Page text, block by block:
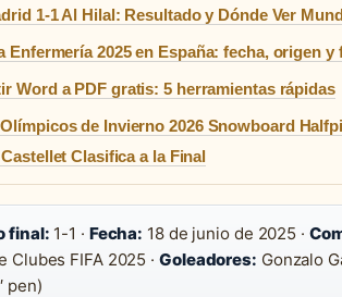
1-1 Al Hilal: Resultado y Dónde Ver
Enfermería 2025 en España: fecha, origen y
Word a PDF gratis: 5 herramientas rápidas
de Invierno 2026 Snowboard
Clasifica a la Final
final: 1-1 · Fecha: 18 de junio de 2025 ·
Clubes FIFA 2025 · Goleadores: Gonzalo
pen)